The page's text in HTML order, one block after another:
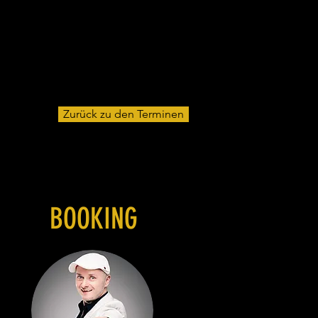
Zurück zu den Terminen
BOOKING